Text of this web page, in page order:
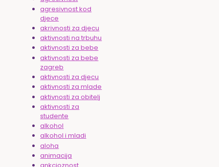
agresivnost kod
djece
akrivnosti za djecu
aktivnosti na trbuhu
aktivnosti za bebe
aktivnosti za bebe
zagreb
aktivnosti za djecu
aktivnosti za mlade
aktivnosti za obitelj
aktivnosti za
studente
alkohol
alkohol i mladi
aloha
animacija